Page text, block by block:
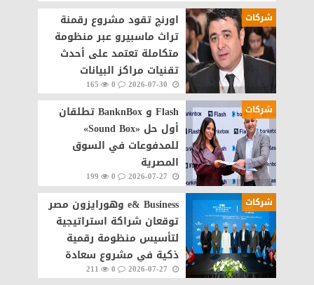
شركات
اورنچ تقود مشروع رقمنة
تراث ماسبيرو عبر منظومة
متكاملة تعتمد على أحدث
تقنيات مراكز البيانات
والذكاء الاصطناعى
0
165
شركات
Flash و BanknBox تطلقان
أول حل «Sound Box»
للمدفوعات في السوق
المصرية
0
199
شركات
e& Business وهورايزون مصر
توقعان شراكة استراتيجية
لتأسيس منظومة رقمية
ذكية في مشروع سعادة
القاهرة الجديدة
0
211